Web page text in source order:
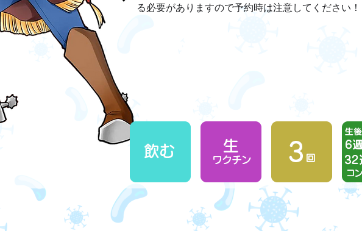
る必要がありますので予約時は注意してください！